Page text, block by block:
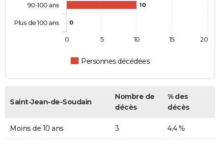
10
0
Personnes décédées
90-100 ans
Plus de 100 ans
0 5 10 15 20
Saint-Jean-de-Soudain
Nombre de
décès
% des
décès
Moins de 10 ans 3 4,4 %